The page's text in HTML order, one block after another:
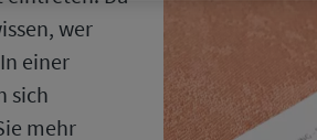
wer
einer
sich
mehr